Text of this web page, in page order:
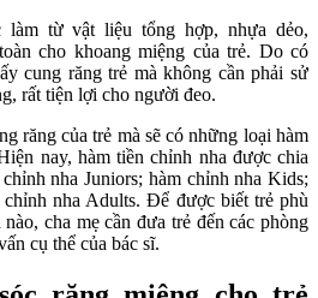
làm từ vật liệu tổng hợp, nhựa dẻo,
cho khoang miệng của trẻ. Do có
cung răng trẻ mà không cần phải sử
rất tiện lợi cho người đeo.
răng của trẻ mà sẽ có những loại hàm
nay, hàm tiền chỉnh nha được chia
nha Juniors; hàm chỉnh nha Kids;
chỉnh nha Adults. Để được biết trẻ phù
cha mẹ cần đưa trẻ đến các phòng
cụ thể của bác sĩ.